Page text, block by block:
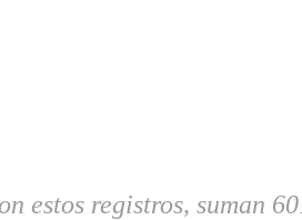
estos registros, suman